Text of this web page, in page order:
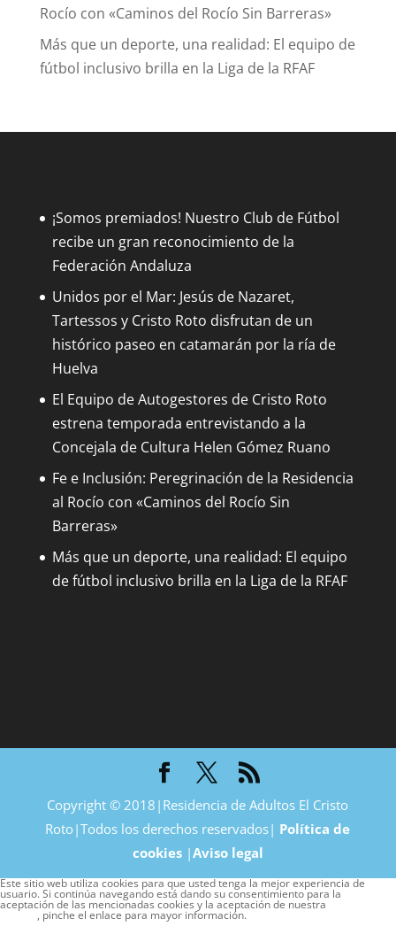
Rocío con «Caminos del Rocío Sin Barreras»
Más que un deporte, una realidad: El equipo de
fútbol inclusivo brilla en la Liga de la RFAF
¡Somos premiados! Nuestro Club de Fútbol
recibe un gran reconocimiento de la
Federación Andaluza
Unidos por el Mar: Jesús de Nazaret,
Tartessos y Cristo Roto disfrutan de un
histórico paseo en catamarán por la ría de
Huelva
El Equipo de Autogestores de Cristo Roto
estrena temporada entrevistando a la
Concejala de Cultura Helen Gómez Ruano
Fe e Inclusión: Peregrinación de la Residencia
al Rocío con «Caminos del Rocío Sin
Barreras»
Más que un deporte, una realidad: El equipo
de fútbol inclusivo brilla en la Liga de la RFAF
Copyright © 2018|Residencia de Adultos El Cristo
Roto|Todos los derechos reservados| Política de
cookies|Aviso legal
Este sitio web utiliza cookies para que usted tenga la mejor experiencia de
usuario. Si continúa navegando está dando su consentimiento para la
aceptación de las mencionadas cookies y la aceptación de nuestra
cookies , pinche el enlace para mayor información.